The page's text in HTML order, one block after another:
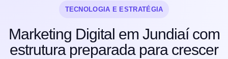
TECNOLOGIA E ESTRATÉGIA
Marketing Digital em Jundiaí com
estrutura preparada para crescer